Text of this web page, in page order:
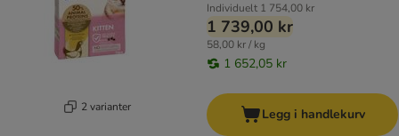
2 varianter
Individuelt 1 754,00 kr
1 739,00 kr
58,00 kr / kg
1 652,05 kr
Legg i handlekurv